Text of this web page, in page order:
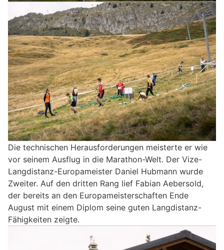
Die technischen Herausforderungen meisterte er wie
vor seinem Ausflug in die Marathon-Welt. Der Vize-
Langdistanz-Europameister Daniel Hubmann wurde
Zweiter. Auf den dritten Rang lief Fabian Aebersold,
der bereits an den Europameisterschaften Ende
August mit einem Diplom seine guten Langdistanz-
Fähigkeiten zeigte.